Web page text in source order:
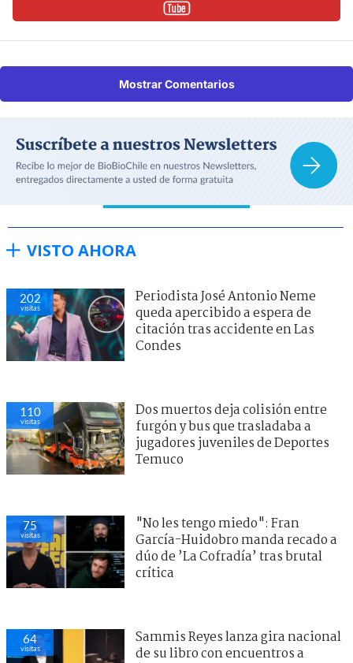
Mostrar Comentarios
VISTO AHORA
202
visitas
Periodista José Antonio Neme
queda apercibido a espera de
citación tras accidente en Las
Condes
110
visitas
Dos muertos deja colisión entre
furgón y bus que trasladaba a
jugadores juveniles de Deportes
Temuco
75
visitas
"No les tengo miedo": Fran
García-Huidobro manda recado a
dúo de ’La Cofradía’ tras brutal
crítica
64
visitas
Sammis Reyes lanza gira nacional
de su libro con encuentros a